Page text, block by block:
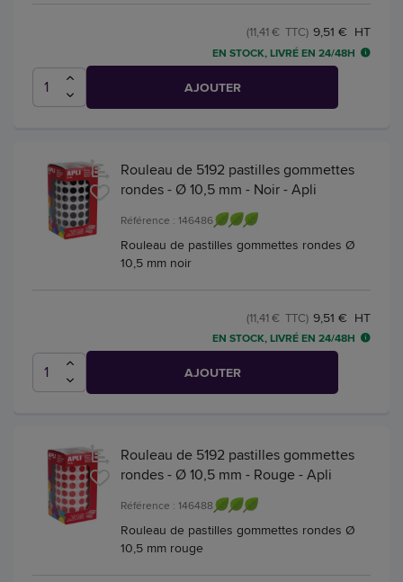
9,51 € HT
(11,41 € TTC)
EN STOCK, LIVRÉ EN 24/48H
AJOUTER
Rouleau de 5192 pastilles gommettes
rondes - Ø 10,5 mm - Noir - Apli
Référence : 146486
Rouleau de pastilles gommettes rondes Ø
10,5 mm noir
9,51 € HT
(11,41 € TTC)
EN STOCK, LIVRÉ EN 24/48H
AJOUTER
Rouleau de 5192 pastilles gommettes
rondes - Ø 10,5 mm - Rouge - Apli
Référence : 146488
Rouleau de pastilles gommettes rondes Ø
10,5 mm rouge